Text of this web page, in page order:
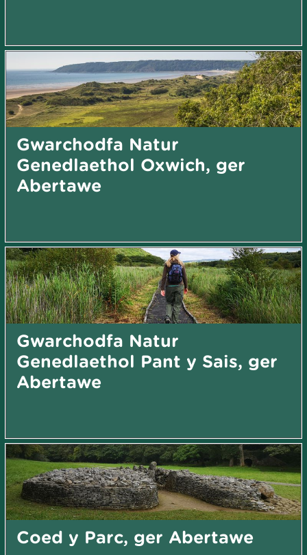
Gwarchodfa Natur
Genedlaethol Oxwich, ger
Abertawe
Gwarchodfa Natur
Genedlaethol Pant y Sais, ger
Abertawe
Coed y Parc, ger Abertawe